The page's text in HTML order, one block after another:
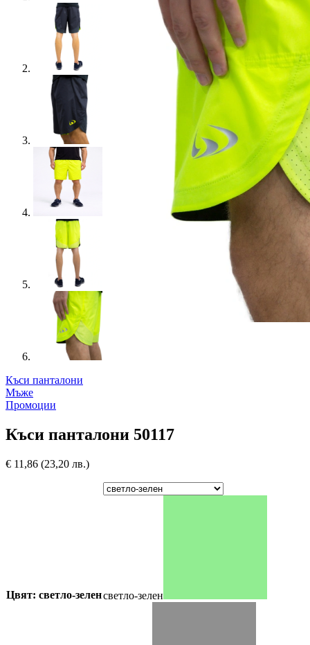
Къси панталони
Мъже
Промоции
Къси панталони 50117
€ 11,86 (23,20 лв.)
Цвят: светло-зеленсветло-зелен